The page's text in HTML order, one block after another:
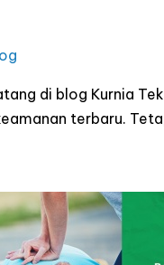
di blog Kurnia
terbaru.